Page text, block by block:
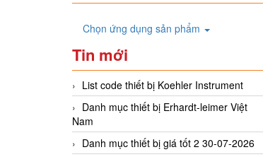
Chọn ứng dụng sản phẩm
Tin mới
List code thiết bị Koehler Instrument
Danh mục thiết bị Erhardt-leimer Việt
Nam
Danh mục thiết bị giá tốt 2 30-07-2026